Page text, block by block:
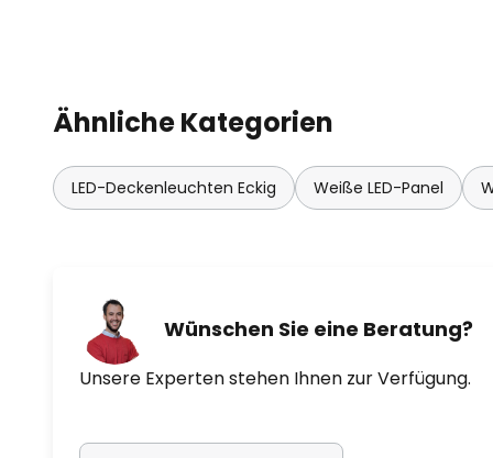
Ähnliche Kategorien
LED-Deckenleuchten Eckig Weiße LED-Panel
Wünschen Sie eine Beratung?
Unsere Experten stehen Ihnen zur Verfügung.